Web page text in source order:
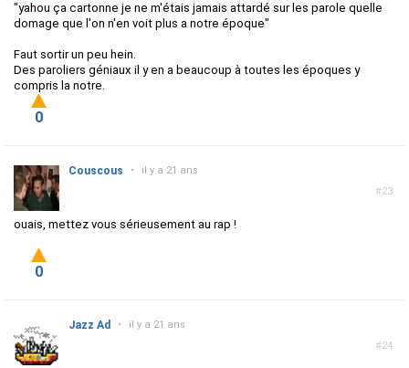
"yahou ça cartonne je ne m'étais jamais attardé sur les parole quelle
domage que l'on n'en voit plus a notre époque"
Faut sortir un peu hein.
Des paroliers géniaux il y en a beaucoup à toutes les époques y
compris la notre.
0
#23
Couscous • il y a 21 ans
ouais, mettez vous sérieusement au rap !
0
#24
Jazz Ad • il y a 21 ans